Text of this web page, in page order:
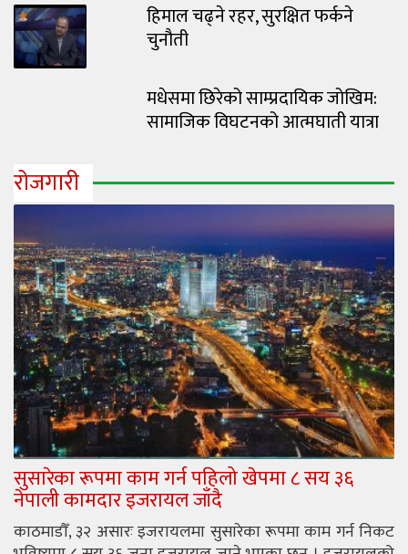
हिमाल चढ्ने रहर, सुरक्षित फर्कने
चुनौती
मधेसमा छिरेको साम्प्रदायिक जोखिम:
सामाजिक विघटनको आत्मघाती यात्रा
रोजगारी
सुसारेका रूपमा काम गर्न पहिलो खेपमा ८ सय ३६
नेपाली कामदार इजरायल जाँदै
काठमाडौँ, ३२ असारः इजरायलमा सुसारेका रूपमा काम गर्न निकट